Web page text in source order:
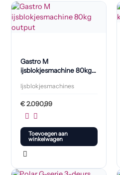
Gastro M
ijsblokjesmachine 80kg
Ijsblokjesmachines
€2.090,99
Toevoegen aan
winkelwagen